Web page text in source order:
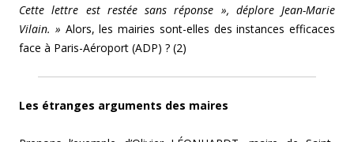
Cette lettre est restée sans réponse », déplore Jean-Marie
Vilain. » Alors, les mairies sont-elles des instances efficaces
face à Paris-Aéroport (ADP) ? (2)
Les étranges arguments des maires